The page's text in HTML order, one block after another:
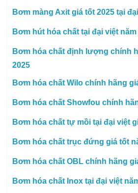
Bơm màng Axit giá tốt 2025 tại
Bơm hút hóa chất tại đại việt năm
Bơm hóa chất định lượng chính
2025
Bơm hóa chất Wilo chính hãng
Bơm hóa chất Showfou chính
Bơm hóa chất tự mồi tại đại việt
Bơm hóa chất trục đứng giá tốt
Bơm hóa chất OBL chính hãng
Bơm hóa chất Inox tại đại việt